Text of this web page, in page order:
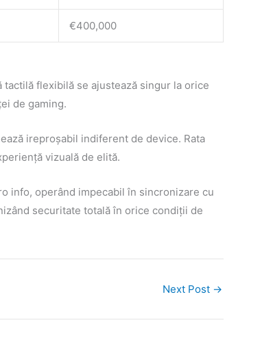
€400,000
flexibilă se ajustează singur la orice
de gaming.
ireproșabil indiferent de device. Rata
vizuală de elită.
info, operând impecabil în sincronizare cu
securitate totală în orice condiții de
Next Post →